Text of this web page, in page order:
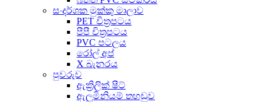
සංදර්ශක මුක්කු මාලාව
PET චිත්‍රපටය
පීපී චිත්‍රපටය
PVC පටලය
රෝල් අප්
X බැනරය
පුවරුව
ඇක්‍රිලික් ෂීට්
ඇලුමිනියම් තහඩුව